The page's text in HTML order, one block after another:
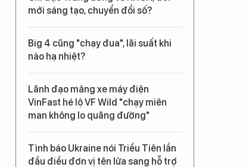
mới sáng tạo, chuyển đổi số?
Big 4 cũng "chạy đua", lãi suất khi
nào hạ nhiệt?
Lãnh đạo mảng xe máy điện
VinFast hé lộ VF Wild "chạy miên
man không lo quãng đường"
Tình báo Ukraine nói Triều Tiên lần
đầu điều đơn vị tên lửa sang hỗ trợ